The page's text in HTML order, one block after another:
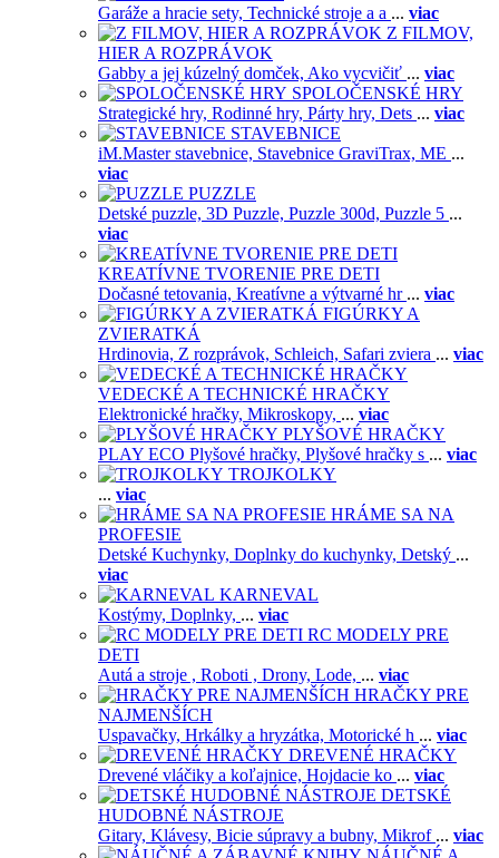
Garáže a hracie sety, Technické stroje a a ... viac
Z FILMOV,
HIER A ROZPRÁVOK
Gabby a jej kúzelný domček, Ako vycvičiť ... viac
SPOLOČENSKÉ HRY
Strategické hry, Rodinné hry, Párty hry, Dets ... viac
STAVEBNICE
iM.Master stavebnice, Stavebnice GraviTrax, ME ...
viac
PUZZLE
Detské puzzle, 3D Puzzle, Puzzle 300d, Puzzle 5 ...
viac
KREATÍVNE TVORENIE PRE DETI
Dočasné tetovania, Kreatívne a výtvarné hr ... viac
FIGÚRKY A
ZVIERATKÁ
Hrdinovia, Z rozprávok, Schleich, Safari zviera ... viac
VEDECKÉ A TECHNICKÉ HRAČKY
Elektronické hračky, Mikroskopy, ... viac
PLYŠOVÉ HRAČKY
PLAY ECO Plyšové hračky, Plyšové hračky s ... viac
TROJKOLKY
... viac
HRÁME SA NA
PROFESIE
Detské Kuchynky, Doplnky do kuchynky, Detský ...
viac
KARNEVAL
Kostýmy, Doplnky, ... viac
RC MODELY PRE
DETI
Autá a stroje , Roboti , Drony, Lode, ... viac
HRAČKY PRE
NAJMENŠÍCH
Uspavačky, Hrkálky a hryzátka, Motorické h ... viac
DREVENÉ HRAČKY
Drevené vláčiky a koľajnice, Hojdacie ko ... viac
DETSKÉ
HUDOBNÉ NÁSTROJE
Gitary, Klávesy, Bicie súpravy a bubny, Mikrof ... viac